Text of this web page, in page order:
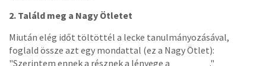
2. Találd meg a Nagy Ötletet
Miután elég időt töltöttél a lecke tanulmányozásával,
foglald össze azt egy mondattal (ez a Nagy Ötlet):
"Szerintem ennek a résznek a lényege a ________."